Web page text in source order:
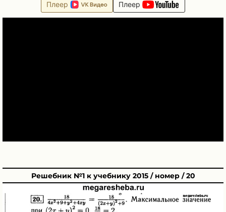
Плеер Плеер
Решебник №1 к учебнику 2015 / номер / 20